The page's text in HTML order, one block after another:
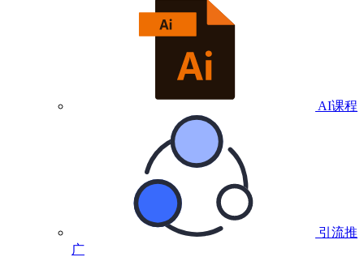
AI课程
引流推
广